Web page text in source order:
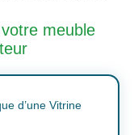
meuble
d’une Vitrine